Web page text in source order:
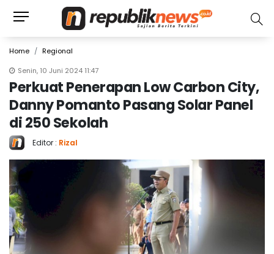
Home
Regional
Senin, 10 Juni 2024 11:47
Perkuat Penerapan Low Carbon City,
Danny Pomanto Pasang Solar Panel
di 250 Sekolah
Editor : Rizal